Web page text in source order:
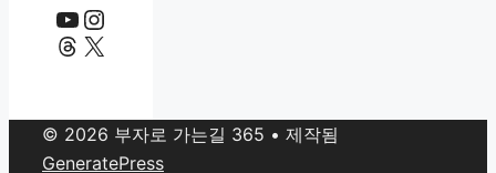
YouTube
Instagram
Threads
X
© 2026 부자로 가는길 365 • 제작됨
GeneratePress